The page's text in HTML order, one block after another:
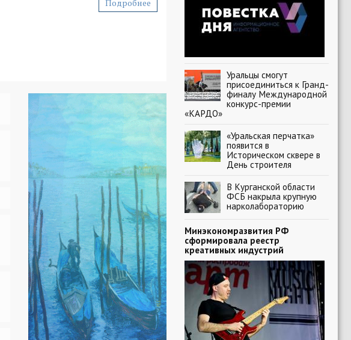
Подробнее
Уральцы смогут
присоединиться к Гранд-
финалу Международной
конкурс-премии
«КАРДО»
«Уральская перчатка»
появится в
Историческом сквере в
День строителя
В Курганской области
ФСБ накрыла крупную
нарколабораторию
Минэкономразвития РФ
сформировала реестр
креативных индустрий